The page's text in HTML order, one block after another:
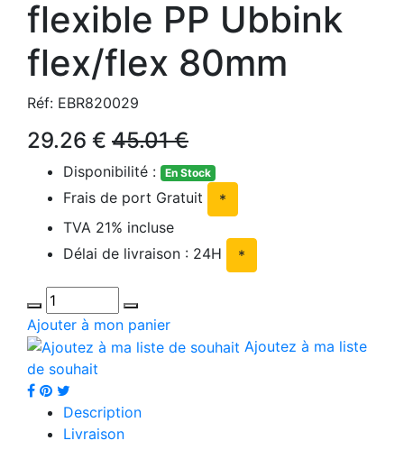
flexible PP Ubbink
flex/flex 80mm
Réf: EBR820029
29.26 € 45.01 €
Disponibilité : En Stock
Frais de port Gratuit
*
TVA 21% incluse
Délai de livraison : 24H
*
Ajouter à mon panier
Ajoutez à ma liste
de souhait
Description
Livraison